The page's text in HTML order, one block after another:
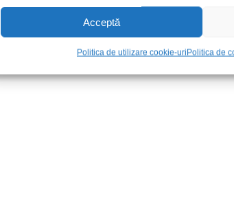
Acceptă
Politica de utilizare cookie-uriPolitica de